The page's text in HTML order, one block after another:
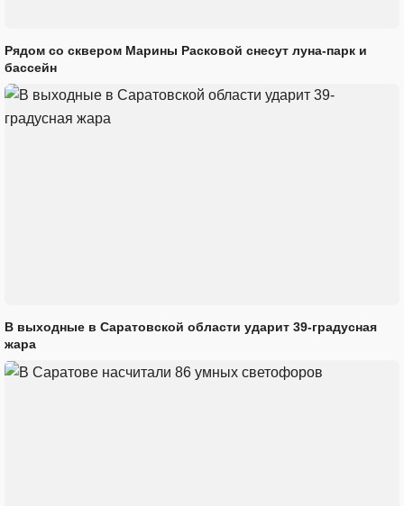
Рядом со сквером Марины Расковой снесут луна-парк и
бассейн
В выходные в Саратовской области ударит 39-градусная
жара